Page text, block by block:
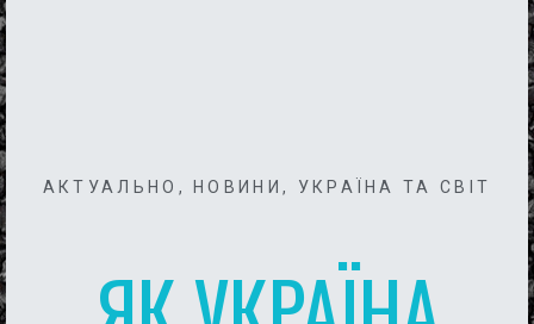
АКТУАЛЬНО , НОВИНИ , УКРАЇНА ТА СВІТ